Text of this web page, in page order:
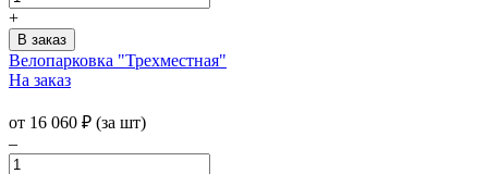
+
Велопарковка "Трехместная"
На заказ
от 16 060 ₽ (за шт)
–